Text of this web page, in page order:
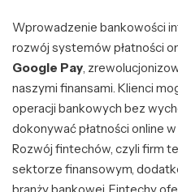
Wprowadzenie bankowości
rozwój systemów płatności
Google Pay,
naszymi finansami. Klienci
operacji bankowych bez
dokonywać płatności online
Rozwój fintechów, czyli firm
sektorze finansowym,